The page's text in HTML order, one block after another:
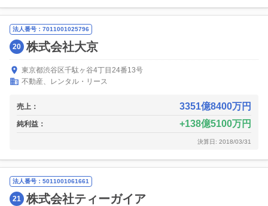
法人番号：7011001025796
20 株式会社大京
東京都渋谷区千駄ヶ谷4丁目24番13号
不動産、レンタル・リース
売上： 3351億8400万円
純利益： 138億5100万円
決算日: 2018/03/31
法人番号：5011001061661
21 株式会社ティーガイア